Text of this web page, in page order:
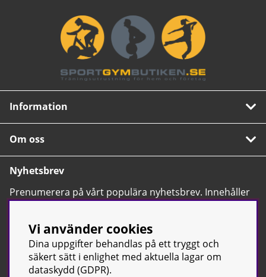
Information
Om oss
Nyhetsbrev
Prenumerera på vårt populära nyhetsbrev. Innehåller
tips, nyheter och våra allra bästa erbjudanden.
Vi använder cookies
Dina uppgifter behandlas på ett tryggt och
säkert sätt i enlighet med aktuella lagar om
dataskydd (GDPR).